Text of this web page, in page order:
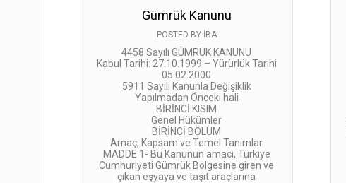
Gümrük Kanunu
POSTED BY İBA
4458 Sayılı GÜMRÜK KANUNU
Kabul Tarihi: 27.10.1999 – Yürürlük Tarihi
05.02.2000
5911 Sayılı Kanunla Değişiklik
Yapılmadan Önceki hali
BİRİNCİ KISIM
Genel Hükümler
BİRİNCİ BÖLÜM
Amaç, Kapsam ve Temel Tanımlar
MADDE 1- Bu Kanunun amacı, Türkiye
Cumhuriyeti Gümrük Bölgesine giren ve
çıkan eşyaya ve taşıt araçlarına